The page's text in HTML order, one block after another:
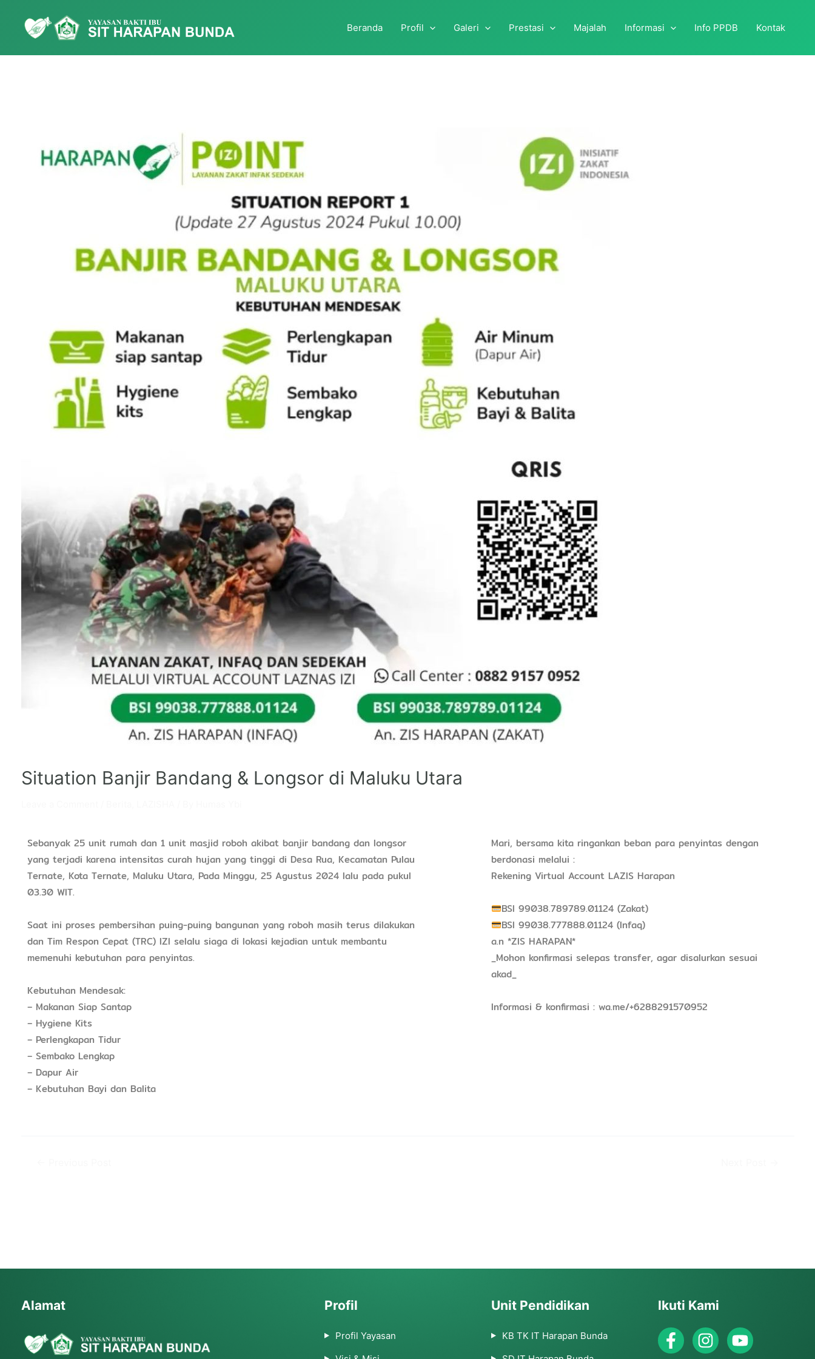
Beranda Profil Galeri Prestasi Majalah Informasi Info PPDB Kontak
Situation Banjir Bandang & Longsor di Maluku Utara
Sebanyak 25 unit rumah dan 1 unit masjid roboh akibat banjir bandang dan longsor
yang terjadi karena intensitas curah hujan yang tinggi di Desa Rua, Kecamatan Pulau
Ternate, Kota Ternate, Maluku Utara, Pada Minggu, 25 Agustus 2024 lalu pada pukul
03.30 WIT.
Saat ini proses pembersihan puing-puing bangunan yang roboh masih terus dilakukan
dan Tim Respon Cepat (TRC) IZI selalu siaga di lokasi kejadian untuk membantu
memenuhi kebutuhan para penyintas.
Kebutuhan Mendesak:
– Makanan Siap Santap
– Hygiene Kits
– Perlengkapan Tidur
– Sembako Lengkap
– Dapur Air
– Kebutuhan Bayi dan Balita
Mari, bersama kita ringankan beban para penyintas dengan
berdonasi melalui :
Rekening Virtual Account LAZIS Harapan
BSI 99038.789789.01124 (Zakat)
BSI 99038.777888.01124 (Infaq)
a.n *ZIS HARAPAN*
_Mohon konfirmasi selepas transfer, agar disalurkan sesuai
akad_
Informasi & konfirmasi : wa.me/+6288291570952
Alamat Profil
Profil Yayasan
Unit Pendidikan
KB TK IT Harapan Bunda
Ikuti Kami